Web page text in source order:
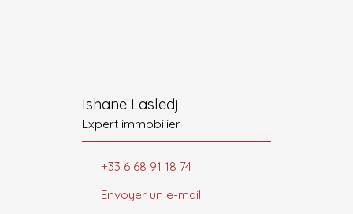
Ishane Lasledj
Expert immobilier
+33 6 68 91 18 74
Envoyer un e-mail